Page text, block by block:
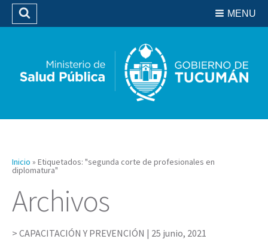
Biblioteca
MENU
Buscar
Inicio » Etiquetados: "segunda corte de profesionales en
diplomatura"
Archivos
CAPACITACIÓN Y PREVENCIÓN | 25 junio, 2021